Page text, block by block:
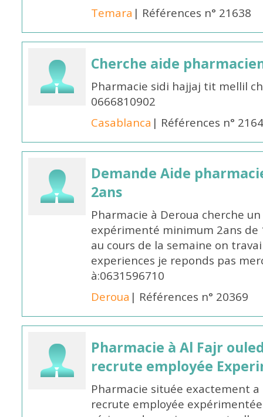
Temara | Références n° 21638
Cherche aide
Pharmacie sidi hajjaj tit mellil
0666810902
Casablanca | Références n°
Demande Aide
2ans
Pharmacie à Deroua cherche
expérimenté minimum 2ans
au cours de la semaine on
experiences je reponds pas
à:0631596710
Deroua | Références n° 20369
Pharmacie à Al Fajr
recrute employée
Pharmacie située exactement
recrute employée